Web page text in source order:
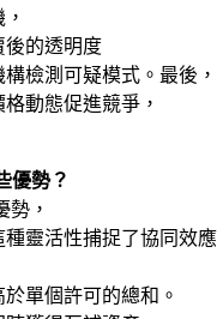
後的透明度
檢測可疑模式。最後，
動態促進競爭，
優勢？
勢，
靈活性捕捉了協同效應
單個許可的總和。